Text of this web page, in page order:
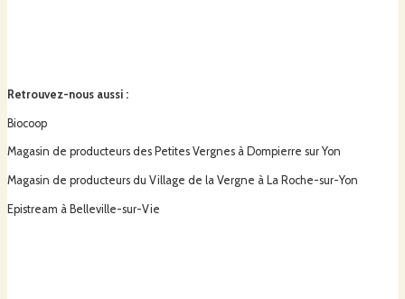
Retrouvez-nous aussi :
Biocoop
Magasin de producteurs des Petites Vergnes à Dompierre sur Yon
Magasin de producteurs du Village de la Vergne à La Roche-sur-Yon
Epistream à Belleville-sur-Vie